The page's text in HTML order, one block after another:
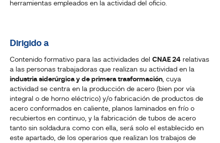
herramientas empleados en la actividad del oficio.
Dirigido a
Contenido formativo para las actividades del CNAE 24 relativas
a las personas trabajadoras que realizan su actividad en la
industria siderúrgica y de primera trasformación, cuya
actividad se centra en la producción de acero (bien por vía
integral o de horno eléctrico) y/o fabricación de productos de
acero conformados en caliente, planos laminados en frío o
recubiertos en continuo, y la fabricación de tubos de acero
tanto sin soldadura como con ella, será solo el establecido en
este apartado, de los operarios que realizan los trabajos de